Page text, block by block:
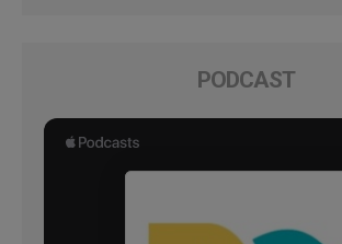
PODCAST